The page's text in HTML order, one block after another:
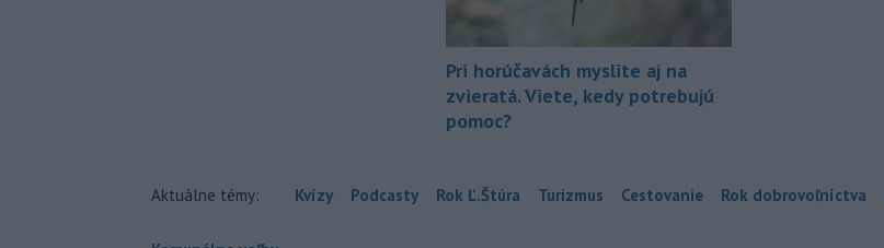
Pri horúčavách myslite aj na
zvieratá. Viete, kedy potrebujú
pomoc?
Aktuálne témy: Kvízy Podcasty Rok Ľ.Štúra Turizmus Cestovanie Rok dobrovoľníctva